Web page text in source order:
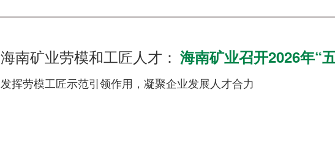
海南矿业劳模和工匠人才： 海南矿业召开2026年“
发挥劳模工匠示范引领作用，凝聚企业发展人才合力